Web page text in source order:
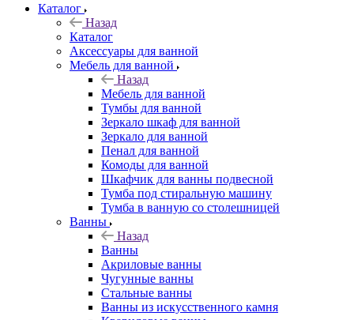
Каталог
Назад
Каталог
Аксессуары для ванной
Мебель для ванной
Назад
Мебель для ванной
Тумбы для ванной
Зеркало шкаф для ванной
Зеркало для ванной
Пенал для ванной
Комоды для ванной
Шкафчик для ванны подвесной
Тумба под стиральную машину
Тумба в ванную со столешницей
Ванны
Назад
Ванны
Акриловые ванны
Чугунные ванны
Стальные ванны
Ванны из искусственного камня